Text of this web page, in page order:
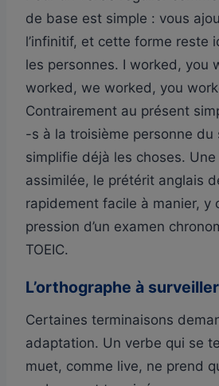
de base est simple : vous
l’infinitif, et cette forme reste
les personnes. I worked, you
worked, we worked, you
Contrairement au présent
-s à la troisième personne du
simplifie déjà les choses.
assimilée, le prétérit anglais
rapidement facile à manier, y
pression d’un examen
TOEIC.
L’orthographe à surveiller
Certaines terminaisons
adaptation. Un verbe qui se
muet, comme live, ne prend